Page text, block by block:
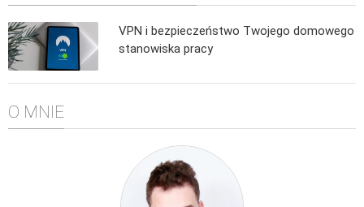
Metody numeryczne
Algorytmy wyszukiwania
Inne
VPN i bezpieczeństwo Twojego domowego
stanowiska pracy
O MNIE